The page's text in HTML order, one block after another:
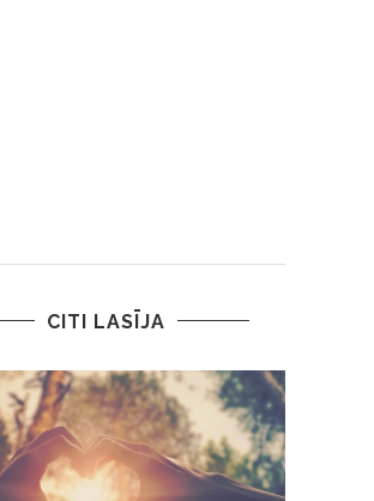
CITI LASĪJA